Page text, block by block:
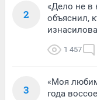
2
«Дело не в
объяснил,
1 457
3
«Моя
года